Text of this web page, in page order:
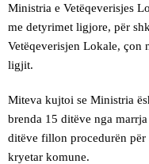
Ministria e Vetëqeverisjes
me detyrimet ligjore, për
Vetëqeverisjen Lokale, çon
ligjit.
Miteva kujtoi se Ministria
brenda 15 ditëve nga
ditëve fillon procedurën për
kryetar komune.